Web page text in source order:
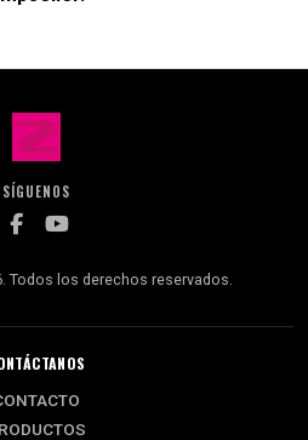
SÍGUENOS
Todos los derechos reservados.